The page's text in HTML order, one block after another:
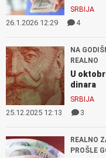
SRBIJA
26.1.2026 12:29 4
NA
REALNO
U
dinara
SRBIJA
25.12.2025 12:13 3
REALNO
PROŠLE